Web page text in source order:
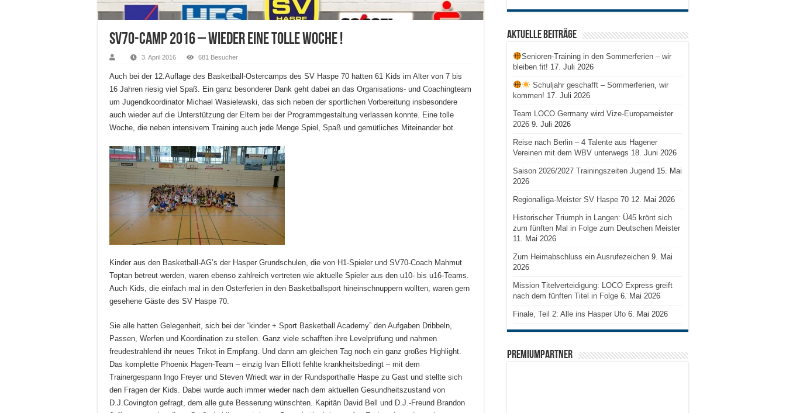
SV70-Camp 2016 – Wieder eine tolle Woche !
3. April 2016 681 Besucher
Auch bei der 12.Auflage des Basketball-Ostercamps des SV Haspe 70 hatten 61 Kids im Alter von 7 bis
16 Jahren riesig viel Spaß. Ein ganz besonderer Dank geht dabei an das Organisations- und Coachingteam
um Jugendkoordinator Michael Wasielewski, das sich neben der sportlichen Vorbereitung insbesondere
auch wieder auf die Unterstützung der Eltern bei der Programmgestaltung verlassen konnte. Eine tolle
Woche, die neben intensivem Training auch jede Menge Spiel, Spaß und gemütliches Miteinander bot.
Kinder aus den Basketball-AG’s der Hasper Grundschulen, die von H1-Spieler und SV70-Coach Mahmut
Toptan betreut werden, waren ebenso zahlreich vertreten wie aktuelle Spieler aus den u10- bis u16-Teams.
Auch Kids, die einfach mal in den Osterferien in den Basketballsport hineinschnuppern wollten, waren gern
gesehene Gäste des SV Haspe 70.
Sie alle hatten Gelegenheit, sich bei der “kinder + Sport Basketball Academy” den Aufgaben Dribbeln,
Passen, Werfen und Koordination zu stellen. Ganz viele schafften ihre Levelprüfung und nahmen
freudestrahlend ihr neues Trikot in Empfang. Und dann am gleichen Tag noch ein ganz großes Highlight.
Das komplette Phoenix Hagen-Team – einzig Ivan Elliott fehlte krankheitsbedingt – mit dem
Trainergespann Ingo Freyer und Steven Wriedt war in der Rundsporthalle Haspe zu Gast und stellte sich
den Fragen der Kids. Dabei wurde auch immer wieder nach dem aktuellen Gesundheitszustand von
D.J.Covington gefragt, dem alle gute Besserung wünschten. Kapitän David Bell und D.J.-Freund Brandon
Aktuelle Beiträge
Senioren-Training in den Sommerferien – wir
bleiben fit! 17. Juli 2026
Schuljahr geschafft – Sommerferien, wir
kommen! 17. Juli 2026
Team LOCO Germany wird Vize-Europameister
2026 9. Juli 2026
Reise nach Berlin – 4 Talente aus Hagener
Vereinen mit dem WBV unterwegs 18. Juni 2026
Saison 2026/2027 Trainingszeiten Jugend 15. Mai
2026
Regionalliga-Meister SV Haspe 70 12. Mai 2026
Historischer Triumph in Langen: Ü45 krönt sich
zum fünften Mal in Folge zum Deutschen Meister
11. Mai 2026
Zum Heimabschluss ein Ausrufezeichen 9. Mai
2026
Mission Titelverteidigung: LOCO Express greift
nach dem fünften Titel in Folge 6. Mai 2026
Finale, Teil 2: Alle ins Hasper Ufo 6. Mai 2026
PREMIUMPARTNER